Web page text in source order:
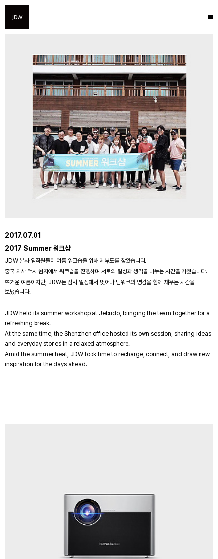
2017.07.01
2017 Summer 워크샵
JDW 본사 임직원들이 여름 워크숍을 위해 제부도를 찾았습니다.
중국 지사 역시 현지에서 워크숍을 진행하며 서로의 일상과 생각을 나누는 시간을 가졌습니다.
뜨거운 여름이지만, JDW는 잠시 일상에서 벗어나 팀워크와 영감을 함께 채우는 시간을
보냈습니다.
JDW held its summer workshop at Jebudo, bringing the team together for a
refreshing break.
At the same time, the Shenzhen office hosted its own session, sharing ideas
and everyday stories in a relaxed atmosphere.
Amid the summer heat, JDW took time to recharge, connect, and draw new
inspiration for the days ahead.